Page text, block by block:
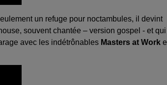
un refuge pour noctambules, il devint
souvent chantée – version gospel - et qui
avec les indétrônables Masters at Work